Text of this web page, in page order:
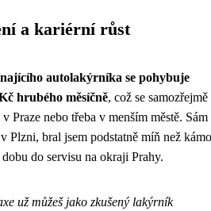
a kariérní růst
autolakýrníka se pohybuje
hrubého měsíčně, což se samozřejmě
Praze nebo třeba v menším městě. Sám
Plzni, bral jsem podstatně míň než
do servisu na okraji Prahy.
už můžeš jako zkušený lakýrník